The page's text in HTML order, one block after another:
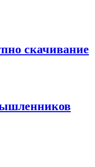
скачивание